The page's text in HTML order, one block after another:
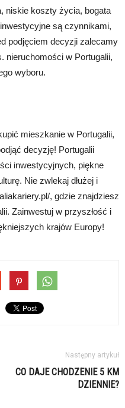
niskie koszty życia, bogata
są czynnikami,
podjęciem decyzji zalecamy
nieruchomości w Portugalii,
wyboru.
mieszkanie w Portugalii,
decyzję! Portugalii
inwestycyjnych, piękne
Nie zwlekaj dłużej i
, gdzie znajdziesz
Zainwestuj w przyszłość i
krajów Europy!
Następny artykuł
CO DAJE CHODZENIE 5 KM
DZIENNIE?